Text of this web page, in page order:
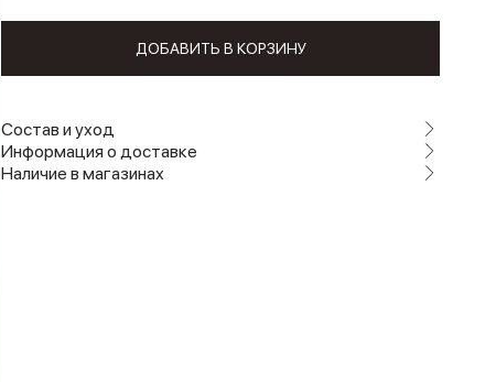
ДОБАВИТЬ В КОРЗИНУ
Состав и уход
Информация о доставке
Наличие в магазинах